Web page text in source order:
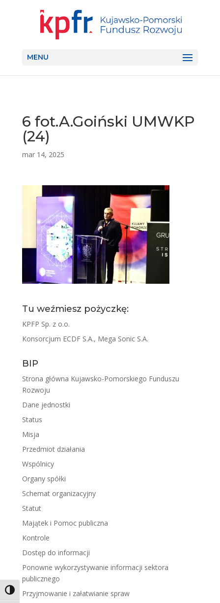
Toggle High Contrast
MENU
6 fot.A.Goiński UMWKP
(24)
mar 14, 2025
Tu weźmiesz pożyczkę:
KPFP Sp. z o.o.
Konsorcjum ECDF S.A., Mega Sonic S.A.
BIP
Strona główna Kujawsko-Pomorskiego Funduszu
Rozwoju
Dane jednostki
Status
Misja
Przedmiot działania
Wspólnicy
Organy spółki
Schemat organizacyjny
Statut
Majątek i Pomoc publiczna
Kontrole
Dostęp do informacji
Ponowne wykorzystywanie informacji sektora
publicznego
Przyjmowanie i załatwianie spraw